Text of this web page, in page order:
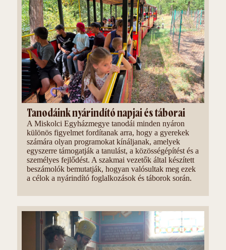
Tanodáink nyárindító napjai és táborai
A Miskolci Egyházmegye tanodái minden nyáron
különös figyelmet fordítanak arra, hogy a gyerekek
számára olyan programokat kínáljanak, amelyek
egyszerre támogatják a tanulást, a közösségépítést és a
személyes fejlődést. A szakmai vezetők által készített
beszámolók bemutatják, hogyan valósultak meg ezek
a célok a nyárindító foglalkozások és táborok során.